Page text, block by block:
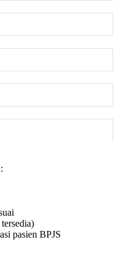
pasien BPJS